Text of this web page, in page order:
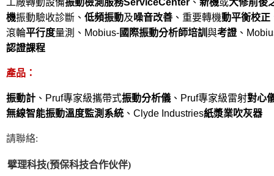
工廠轉動設備振動檢測服務ServiceCenter 、 新機或大修前後
機振動驗收診斷、 低頻振動及噪音改善 、重要轉機動平衡校正
滾輪平行度量測、Mobius-國際振動分析師培訓 與考證 、
認證課程
產品：
振動計 、Pruf專家級攜帶式振動分析儀 、Pruf專家級雷射對心
無線智能振動溫度監測系統 、Clyde Industries紙漿業吹灰器
請聯絡:
擘理科技(預保科技合作伙伴)